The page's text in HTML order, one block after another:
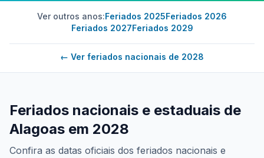
Ver outros anos:Feriados 2025Feriados 2026
Feriados 2027Feriados 2029
← Ver feriados nacionais de 2028
Feriados nacionais e estaduais de
Alagoas em 2028
Confira as datas oficiais dos feriados nacionais e